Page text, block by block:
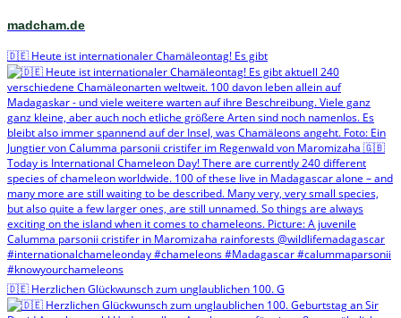
madcham.de
🇩🇪 Heute ist internationaler Chamäleontag! Es gibt
🇩🇪 Herzlichen Glückwunsch zum unglaublichen 100. G